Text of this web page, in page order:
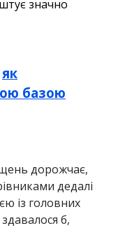
значно
як
базою
дорожчає,
дедалі
із головних
б,